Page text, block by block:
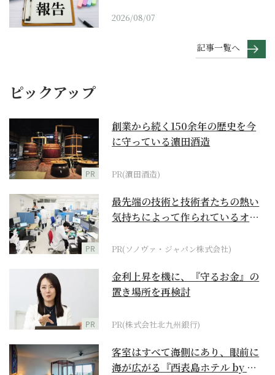
2026/08/07
記事一覧へ
ピックアップ
PR
創業から続く150余年の歴史を今
に守っている濵田酒造
PR(濵田酒造)
PR
最先端の技術と技術者たちの熱い
気持ちによって作られているオー
PR(ソノヴァ・ジャパン株式会社)
PR
金利上昇を機に、『守るお金』の
置き場所を再検討
PR(株式会社北九州銀行)
客室はすべて海側にあり、眼前に
海が広がる『西表島ホテル by 星